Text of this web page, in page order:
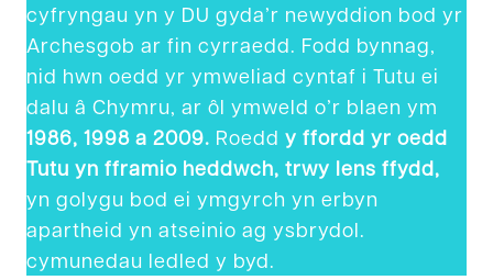
cyfryngau yn y DU gyda’r newyddion bod yr
Archesgob ar fin cyrraedd. Fodd bynnag,
nid hwn oedd yr ymweliad cyntaf i Tutu ei
dalu â Chymru, ar ôl ymweld o’r blaen ym
1986, 1998 a 2009. Roedd y ffordd yr oedd
Tutu yn fframio heddwch, trwy lens ffydd,
yn golygu bod ei ymgyrch yn erbyn
apartheid yn atseinio ag ysbrydol.
cymunedau ledled y byd.